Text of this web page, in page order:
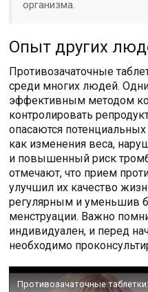
организма.
Опыт других
Противозачаточные
среди многих людей.
эффективным методом
контролировать
опасаются
как изменения веса,
и повышенный риск
отмечают, что прием
улучшил их качество
регулярным и уменьшив
менструации. Важно
индивидуален, и перед
необходимо
Противозачаточные